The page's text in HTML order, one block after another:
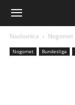
Naslovnica Nogomet
Nogomet Bundesliga